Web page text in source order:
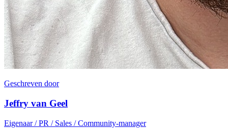
Geschreven door
Jeffry van Geel
Eigenaar / PR / Sales / Community-manager